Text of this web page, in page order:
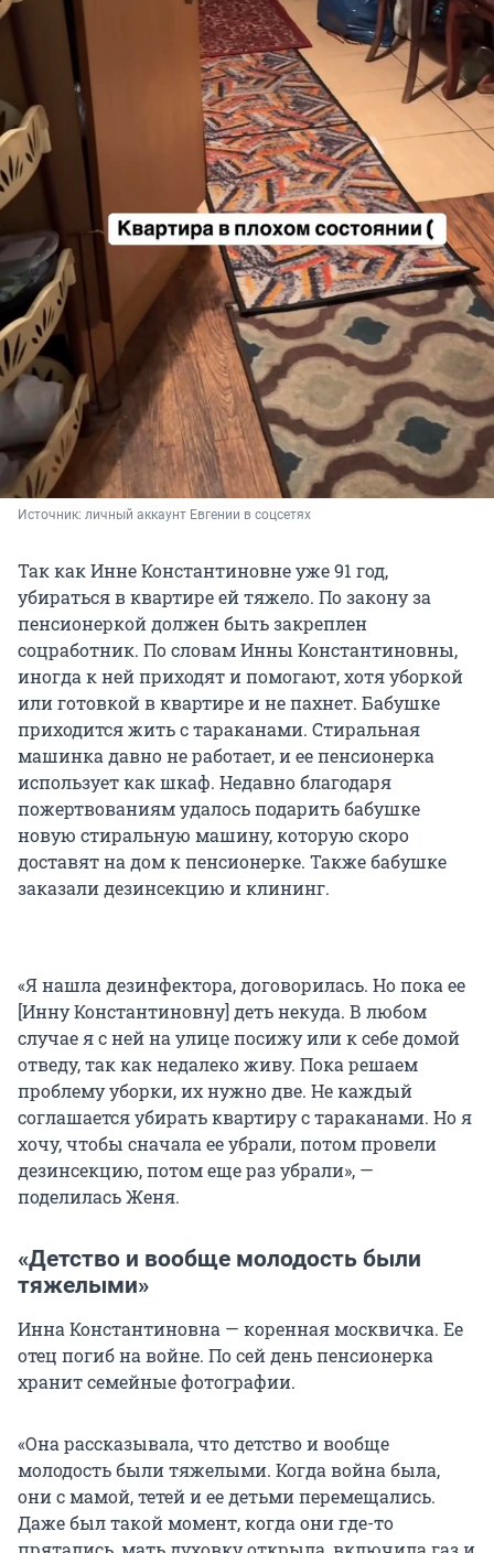
Источник: личный аккаунт Евгении в соцсетях
Так как Инне Константиновне уже 91 год,
убираться в квартире ей тяжело. По закону за
пенсионеркой должен быть закреплен
соцработник. По словам Инны Константиновны,
иногда к ней приходят и помогают, хотя уборкой
или готовкой в квартире и не пахнет. Бабушке
приходится жить с тараканами. Стиральная
машинка давно не работает, и ее пенсионерка
использует как шкаф. Недавно благодаря
пожертвованиям удалось подарить бабушке
новую стиральную машину, которую скоро
доставят на дом к пенсионерке. Также бабушке
заказали дезинсекцию и клининг.
«Я нашла дезинфектора, договорилась. Но пока ее
[Инну Константиновну] деть некуда. В любом
случае я с ней на улице посижу или к себе домой
отведу, так как недалеко живу. Пока решаем
проблему уборки, их нужно две. Не каждый
соглашается убирать квартиру с тараканами. Но я
хочу, чтобы сначала ее убрали, потом провели
дезинсекцию, потом еще раз убрали», —
поделилась Женя.
«Детство и вообще молодость были
тяжелыми»
Инна Константиновна — коренная москвичка. Ее
отец погиб на войне. По сей день пенсионерка
хранит семейные фотографии.
«Она рассказывала, что детство и вообще
молодость были тяжелыми. Когда война была,
они с мамой, тетей и ее детьми перемещались.
Даже был такой момент, когда они где-то